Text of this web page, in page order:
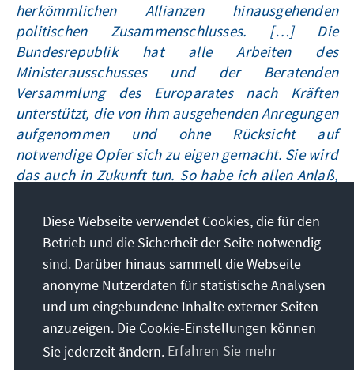
herkömmlichen Allianzen hinausgehenden
politischen Zusammenschlusses. […] Die
Bundesrepublik hat alle Arbeiten des
Ministerausschusses und der Beratenden
Versammlung des Europarates nach Kräften
unterstützt, die von ihm ausgehenden Anregungen
aufgenommen und ohne Rücksicht auf
notwendige Opfer sich zu eigen gemacht. Sie wird
das auch in Zukunft tun. So habe ich allen Anlaß,
Dankbarkeit zurückzuschauen. Ich wünsche, daß
der Europarat auf diesem Wege fortschreite, um
die Hoffnungen unserer Völker zu erfüllen. Wir
dürfen in unseren Anstrengungen nicht
nachlassen und müssen allen Widerständen zum
Trotz die Einheit Europas verwirklichen, die
Einheit, die unserer gemeinsamen
abendländischen Kultur das sichere gemeinsame
Diese Webseite verwendet Cookies, die für den
Betrieb und die Sicherheit der Seite notwendig
sind. Darüber hinaus sammelt die Webseite
anonyme Nutzerdaten für statistische Analysen
und um eingebundene Inhalte externer Seiten
anzuzeigen. Die Cookie-Einstellungen können
Sie jederzeit ändern. Erfahren Sie mehr